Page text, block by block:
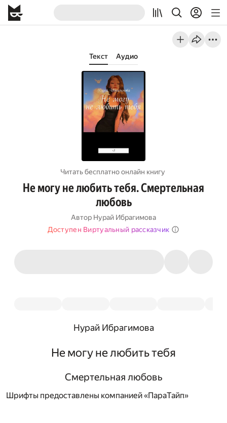
Текст Аудио
Читать бесплатно онлайн книгу
Не могу не любить тебя. Смертельная
любовь
Автор Нурай Ибрагимова
Доступен Виртуальный рассказчик
Нурай Ибрагимова
Не могу не любить тебя
Смертельная любовь
Шрифты предоставлены компанией «ПараТайп»